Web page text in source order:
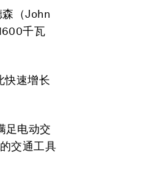
森（John
千瓦
快速增长
足电动交
交通工具